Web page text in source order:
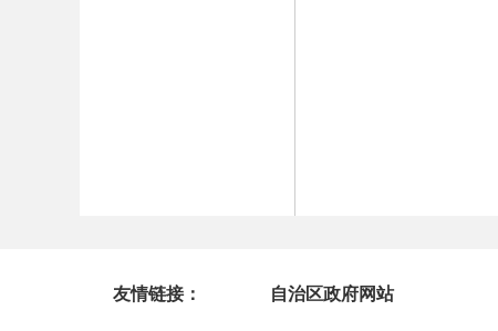
友情链接： 自治区政府网站